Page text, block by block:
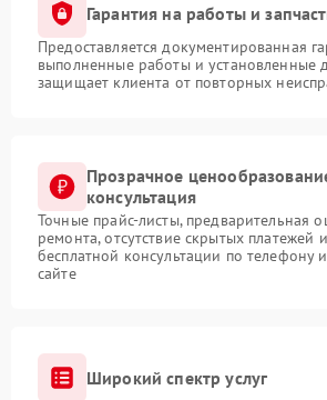
Гарантия на работы и
Предоставляется документированная
выполненные работы и установленные
защищает клиента от повторных
Прозрачное
консультация
Точные прайс-листы, предварительная
ремонта, отсутствие скрытых платежей
бесплатной консультации по телефону
сайте
Широкий спектр услуг